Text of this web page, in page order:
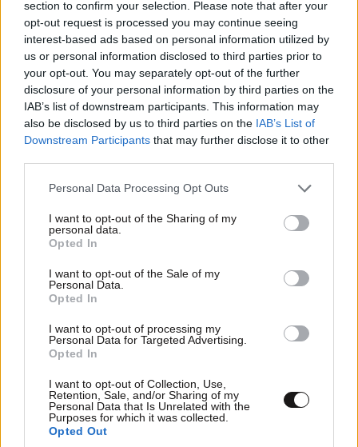
section to confirm your selection. Please note that after your
opt-out request is processed you may continue seeing
interest-based ads based on personal information utilized by
us or personal information disclosed to third parties prior to
your opt-out. You may separately opt-out of the further
disclosure of your personal information by third parties on the
IAB’s list of downstream participants. This information may
also be disclosed by us to third parties on the IAB’s List of
Downstream Participants that may further disclose it to other
Please note that this website/app uses one or more Google
not limited to your visit or usage behaviour. You may click to
grant or deny consent to Google and its third-party tags to
use your data for below specified purposes in below Google
consent section.
Personal Data Processing Opt Outs
I want to opt-out of the Sharing of my
personal data.
Opted In
I want to opt-out of the Sale of my
Personal Data.
Opted In
I want to opt-out of processing my
Personal Data for Targeted Advertising.
Opted In
I want to opt-out of Collection, Use,
Retention, Sale, and/or Sharing of my
Personal Data that Is Unrelated with the
Purposes for which it was collected.
Opted Out
Έγκλημα στη Marfin: «Δεν υπάρχει
ταυτοποίηση» λέει η πλευρά της 46χρονης – Τι
θα ισχυριστεί την Τρίτη στην απολογία της
Ακολουθήστε το NEWSBEASTστο
Google News
και μάθετε πρώτοι όλες τις ειδήσεις